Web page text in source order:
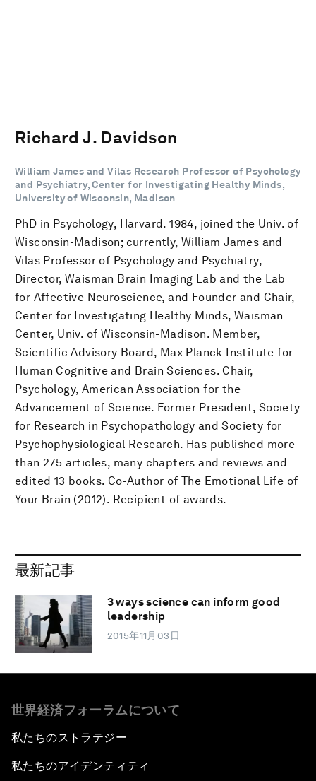
Richard J. Davidson
William James and Vilas Research Professor of Psychology
and Psychiatry, Center for Investigating Healthy Minds,
University of Wisconsin, Madison
PhD in Psychology, Harvard. 1984, joined the Univ. of
Wisconsin-Madison; currently, William James and
Vilas Professor of Psychology and Psychiatry,
Director, Waisman Brain Imaging Lab and the Lab
for Affective Neuroscience, and Founder and Chair,
Center for Investigating Healthy Minds, Waisman
Center, Univ. of Wisconsin-Madison. Member,
Scientific Advisory Board, Max Planck Institute for
Human Cognitive and Brain Sciences. Chair,
Psychology, American Association for the
Advancement of Science. Former President, Society
for Research in Psychopathology and Society for
Psychophysiological Research. Has published more
than 275 articles, many chapters and reviews and
edited 13 books. Co-Author of The Emotional Life of
Your Brain (2012). Recipient of awards.
最新記事
3 ways science can inform good
leadership
2015年11月03日
世界経済フォーラムについて
私たちのストラテジー
私たちのアイデンティティ